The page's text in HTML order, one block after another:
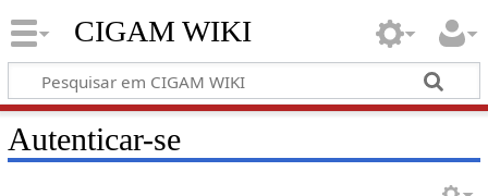
CIGAM WIKI
Autenticar-se